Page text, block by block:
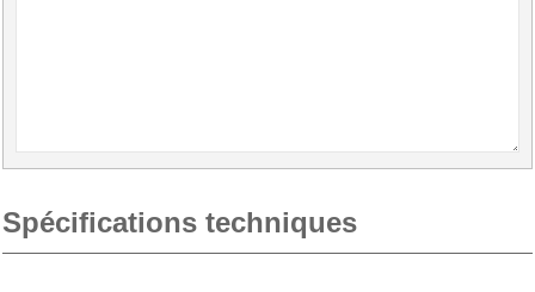
Spécifications techniques